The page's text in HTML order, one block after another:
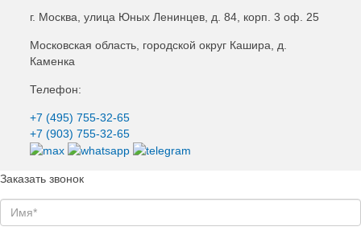
г. Москва, улица Юных Ленинцев, д. 84, корп. 3 оф. 25
Московская область, городской округ Кашира, д.
Каменка
Телефон:
+7 (495) 755-32-65
+7 (903) 755-32-65
Заказать звонок